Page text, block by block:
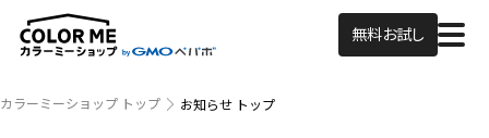
無料お試し
カラーミーショップ トップ お知らせ トップ